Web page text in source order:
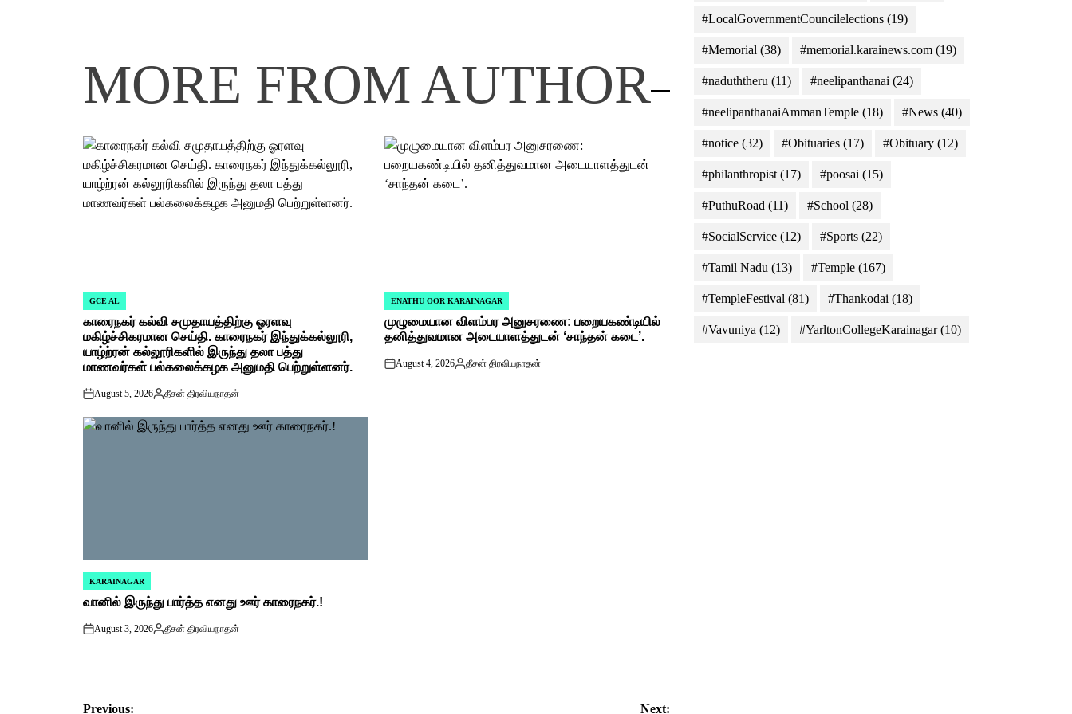
MORE FROM AUTHOR
POSTED
IN
GCE AL
காரைநகர் கல்வி சமுதாயத்திற்கு ஓரளவு
மகிழ்ச்சிகரமான செய்தி. காரைநகர் இந்துக்கல்லூரி,
யாழ்ற்ரன் கல்லூரிகளில் இருந்து தலா பத்து
மாணவர்கள் பல்கலைக்கழக அனுமதி பெற்றுள்ளனர்.
on
August 5, 2026
Posted
தீசன் திரவியநாதன்
POSTED
IN
ENATHU OOR KARAINAGAR
முழுமையான விளம்பர அனுசரணை: பறையகண்டியில்
தனித்துவமான அடையாளத்துடன் ‘சாந்தன் கடை’.
on
August 4, 2026
Posted
தீசன் திரவியநாதன்
POSTED
IN
KARAINAGAR
வானில் இருந்து பார்த்த எனது ஊர் காரைநகர்.!
on
August 3, 2026
Posted
தீசன் திரவியநாதன்
Previous: Next:
#LocalGovernmentCouncilelections(19)
#Memorial (38) #memorial.karainews.com(19)
#naduththeru (11) #neelipanthanai (24)
#neelipanthanaiAmmanTemple(18) #News(40)
#notice(32) #Obituaries(17) #Obituary(12)
#philanthropist(17) #poosai (15)
#PuthuRoad (11) #School (28)
#SocialService(12) #Sports(22)
#Tamil Nadu (13) #Temple(167)
#TempleFestival (81) #Thankodai (18)
#Vavuniya (12) #YarltonCollegeKarainagar(10)